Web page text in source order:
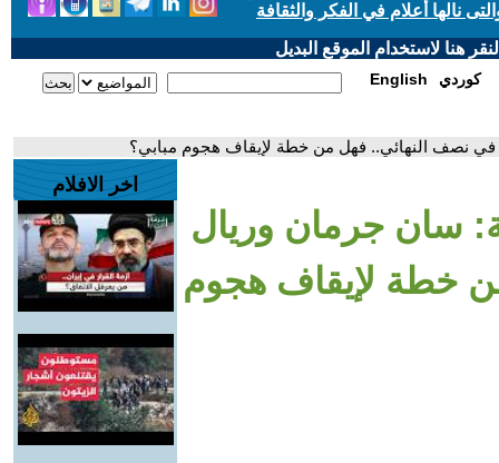
نالها أعلام في الفكر والثقافة
هنا لاستخدام الموقع البديل
English كوردي
في نصف النهائي.. فهل من خطة لإيقاف هجوم مبابي؟
سان جرمان وريال
خطة لإيقاف هجوم
اخر الافلام